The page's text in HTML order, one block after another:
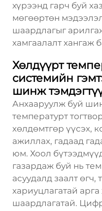
хүрээнд гарч буй
мөгөөртөн
шаардлагыг
хамгаалалт хангаж
Хөлдүүрт
системийн
шинж
Анхааруулж буй
температурт
хөлдөмтгөр үүсэх,
ажиллах, гадаад
юм. Хоол
газардаж буй нь
асуудалд заалт
хариуцлагатай
шаардлагатай.